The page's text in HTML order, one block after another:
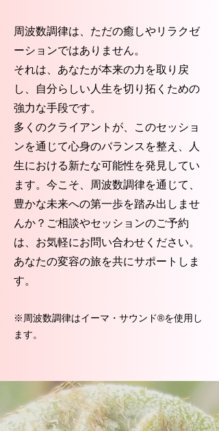
周波数調律は、ただの癒しやリラクゼ
ーションではありません。
それは、あなたが本来の力を取り戻
し、自分らしい人生を切り拓くための
強力な手段です。
多くのクライアントが、このセッショ
ンを通じて心身のバランスを整え、人
生における新たな可能性を発見してい
ます。今こそ、周波数調律を通じて、
豊かな未来への第一歩を踏み出しませ
んか？ご相談やセッションのご予約
は、お気軽にお問い合わせください。
あなたの変容の旅を共にサポートしま
す。
※周波数調律はイーマ・サウンド®️を使用し
ます。